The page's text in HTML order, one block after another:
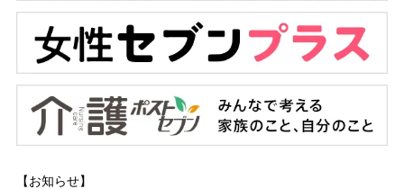
【お知らせ】